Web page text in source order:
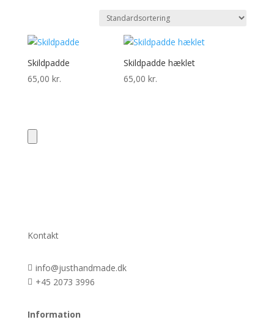
Skildpadde
65,00 kr.
Skildpadde hæklet
65,00kr.
Kontakt
 info@justhandmade.dk
 +45 2073 3996
Information